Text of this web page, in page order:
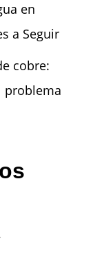
en
a Seguir
cobre:
problema